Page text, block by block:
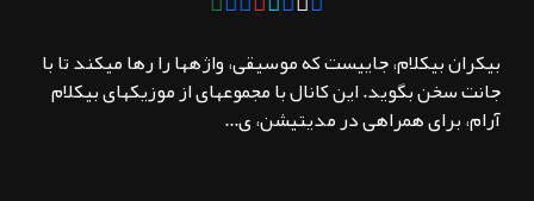
بیکران بیکلام، جاییست که موسیقی، واژهها را رها میکند تا با
جانت سخن بگوید. این کانال با مجموعهای از موزیکهای بیکلام
آرام، برای همراهی در مدیتیشن، ی...